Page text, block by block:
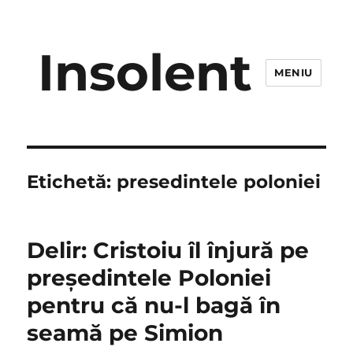
Insolent MENIU
Etichetă: presedintele poloniei
Delir: Cristoiu îl înjură pe
președintele Poloniei
pentru că nu-l bagă în
seamă pe Simion